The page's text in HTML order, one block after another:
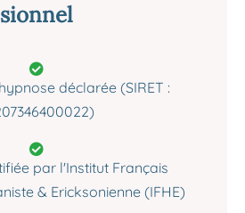
déclarée (SIRET :
par l'Institut Français
& Ericksonienne (IFHE)